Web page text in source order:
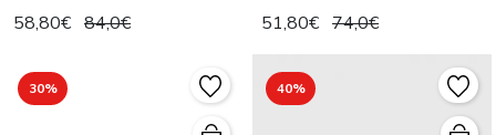
58,80€ 84,0€ 51,80€ 74,0€
30% 40%